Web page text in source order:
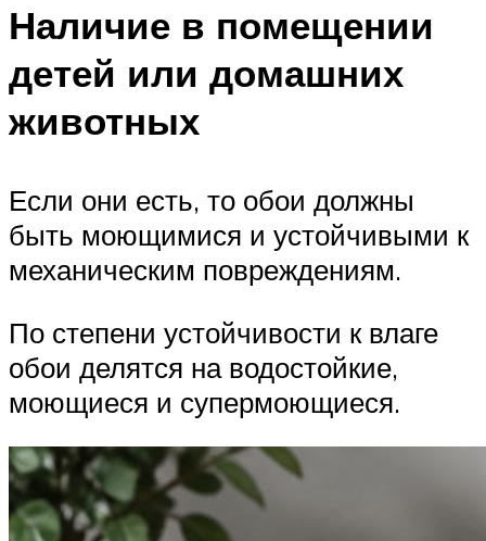
Наличие в помещении
детей или домашних
животных
Если они есть, то обои должны
быть моющимися и устойчивыми к
механическим повреждениям.
По степени устойчивости к влаге
обои делятся на водостойкие,
моющиеся и супермоющиеся.